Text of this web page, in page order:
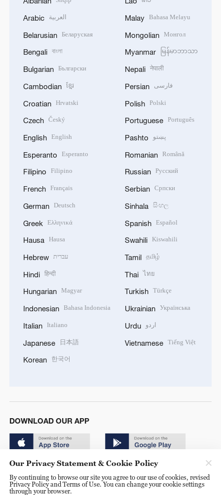
Arabic العربية
Belarusian Беларуская
Bengali বাংলা
Bulgarian Български
Cambodian ខ្មែរ
Croatian Hrvatski
Czech Český
English English
Esperanto Esperanto
Filipino Filipino
French Français
German Deutsch
Greek Ελληνικά
Hausa Hausa
Hebrew עברית
Hindi हिन्दी
Hungarian Magyar
Indonesian Bahasa Indonesia
Italian Italiano
Japanese 日本語
Korean 한국어
Malay Bahasa Melayu
Mongolian Монгол
Myanmar မြန်မာဘာသာ
Nepali नेपाली
Persian فارسی
Polish Polski
Portuguese Português
Pashto پښتو
Romanian Română
Russian Русский
Serbian Српски
Sinhala සිංහල
Spanish Español
Swahili Kiswahili
Tamil தமிழ்
Thai ไทย
Turkish Türkçe
Ukrainian Українська
Urdu اردو
Vietnamese Tiếng Việt
DOWNLOAD OUR APP
© China Radio International.CRI. All Rights Reserved. 16A
Our Privacy Statement & Cookie Policy
By continuing to browse our site you agree to our use of cookies, revised
Privacy Policy and Terms of Use. You can change your cookie settings
through your browser.